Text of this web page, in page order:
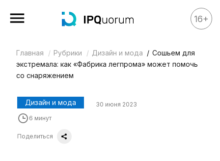
Все материалы
Аналитика
Legal review
События
16+
Главная Рубрики Дизайн и мода
Сошьем для
экстремала: как «Фабрика легпрома» может помочь
со снаряжением
Дизайн и мода
30 июня 2023
6 минут
Поделиться